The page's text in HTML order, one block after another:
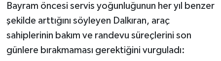
Bayram öncesi servis yoğunluğunun her yıl benzer
şekilde arttığını söyleyen Dalkıran, araç
sahiplerinin bakım ve randevu süreçlerini son
günlere bırakmaması gerektiğini vurguladı: